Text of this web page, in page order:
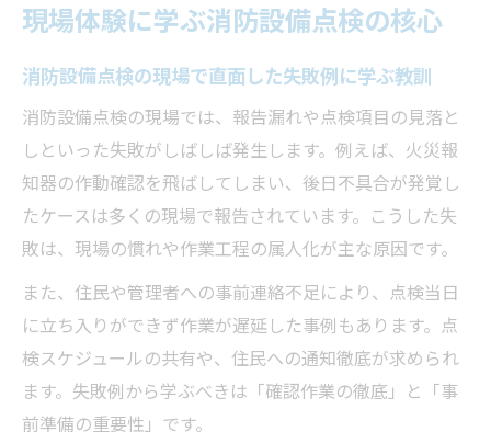
消防設備点検の過去事例から読み解く問題
点
とめ
住民対応での消防設備点検トラブル回避術
消防設備点検時の住民対応で気を付けたい
マナー
コミュニケーションで消防設備点検トラブ
ルを防ぐ
住民不在時の消防設備点検対応ポイントを
解説
点検現場での住民質問への適切な伝え方と
現場体験に学ぶ消防設備点検の核心
消防設備点検の現場で直面した失敗例に学ぶ教訓
消防設備点検の現場では、報告漏れや点検項目の見落と
しといった失敗がしばしば発生します。例えば、火災報
知器の作動確認を飛ばしてしまい、後日不具合が発覚し
たケースは多くの現場で報告されています。こうした失
敗は、現場の慣れや作業工程の属人化が主な原因です。
また、住民や管理者への事前連絡不足により、点検当日
に立ち入りができず作業が遅延した事例もあります。点
検スケジュールの共有や、住民への通知徹底が求められ
ます。失敗例から学ぶべきは「確認作業の徹底」と「事
前準備の重要性」です。